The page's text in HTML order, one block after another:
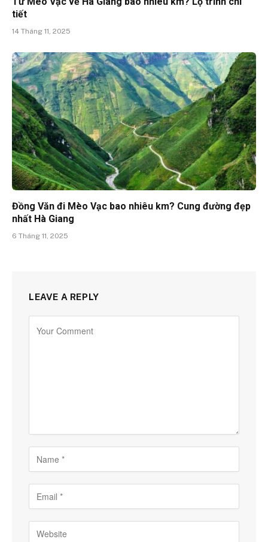
tiết
14 Tháng 11, 2025
Đồng Văn đi Mèo Vạc bao nhiêu km? Cung đường đẹp
nhất Hà Giang
6 Tháng 11, 2025
LEAVE A REPLY